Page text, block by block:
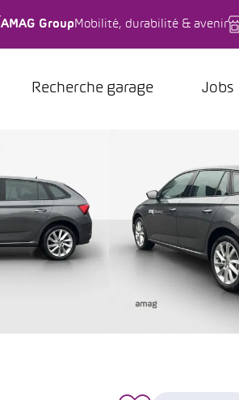
AMAG Group Mobilité, durabilité & avenir
Recherche garage Jobs